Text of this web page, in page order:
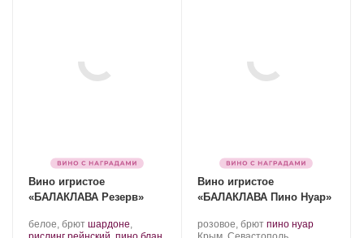
Вино игристое
«БАЛАКЛАВА Резерв»
Производитель:
Золотая
белое, брют .
Сорт
шардоне,
Вино игристое
«БАЛАКЛАВА Пино Нуар»
Производитель:
Золотая
розовое, брют .
Сорт
пино нуар.
Регион: